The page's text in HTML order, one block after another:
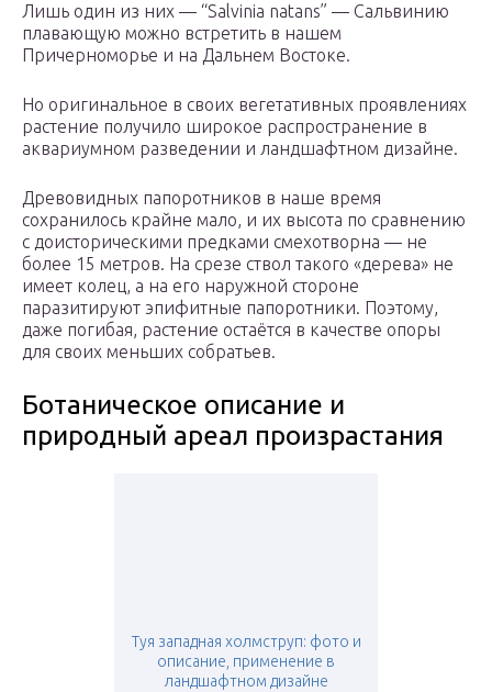
Лишь один из них — “Salvinia natans” — Сальвинию
плавающую можно встретить в нашем
Причерноморье и на Дальнем Востоке.
Но оригинальное в своих вегетативных проявлениях
растение получило широкое распространение в
аквариумном разведении и ландшафтном дизайне.
Древовидных папоротников в наше время
сохранилось крайне мало, и их высота по сравнению
с доисторическими предками смехотворна — не
более 15 метров. На срезе ствол такого «дерева» не
имеет колец, а на его наружной стороне
паразитируют эпифитные папоротники. Поэтому,
даже погибая, растение остаётся в качестве опоры
для своих меньших собратьев.
Ботаническое описание и
природный ареал произрастания
Туя западная холмструп: фото и
описание, применение в
ландшафтном дизайне